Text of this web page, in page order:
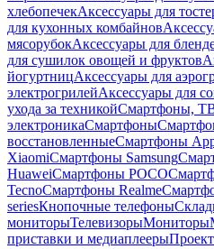
хлебопечекАксессуары для
для кухонных комбайнов
мясорубокАксессуары для
для сушилок овощей и фруктов
йогуртницАксессуары для
электрогрилейАксессуары для
ухода за техникойСмартфоны,
электроникаСмартфоны
восстановленныеСмартфоны
XiaomiСмартфоны Samsung
HuaweiСмартфоны POCO
TecnoСмартфоны Realme
seriesКнопочные телефоны
мониторыТелевизорыМониторы
приставки и медиаплееры